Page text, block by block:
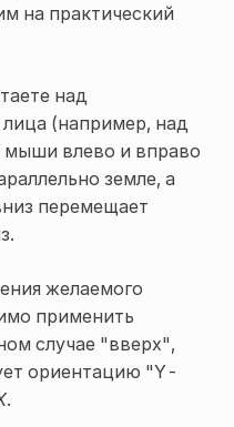
на практический
над
(например, над
мыши влево и вправо
земле, а
перемещает
желаемого
применить
случае "вверх",
ориентацию "Y-
.